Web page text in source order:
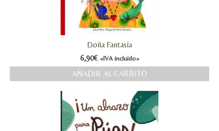
Doña Fantasía
6,90€ «IVA incluido»
AÑADIR AL CARRITO